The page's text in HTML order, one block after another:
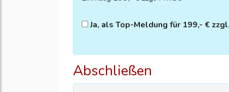
Ja, als Top-Meldung für 199,- €
Abschließen